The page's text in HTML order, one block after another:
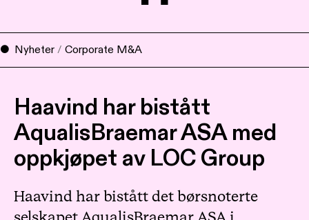
Nyheter / Corporate M&A
Haavind har bistått
AqualisBraemar ASA med
oppkjøpet av LOC Group
Haavind har bistått det børsnoterte